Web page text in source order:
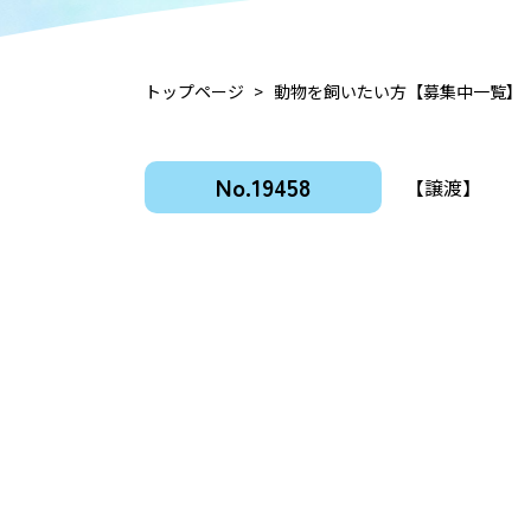
トップページ 動物を飼いたい方【募集中一覧】
No.19458 【譲渡】